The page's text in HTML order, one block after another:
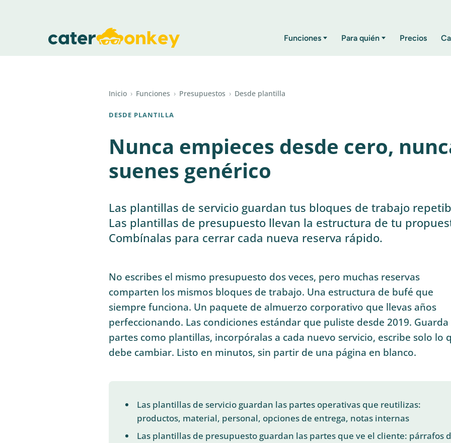
Funciones Para quién Precios
Inicio › Funciones › Presupuestos › Desde plantilla
DESDE PLANTILLA
Nunca empieces desde cero,
suenes genérico
Las plantillas de servicio guardan tus bloques de trabajo
Las plantillas de presupuesto llevan la estructura de tu
Combínalas para cerrar cada nueva reserva rápido.
No escribes el mismo presupuesto dos veces, pero muchas reservas
comparten los mismos bloques de trabajo. Una estructura de bufé que
siempre funciona. Un paquete de almuerzo corporativo que llevas años
perfeccionando. Las condiciones estándar que puliste desde 2019. Guarda
partes como plantillas, incorpóralas a cada nuevo servicio, escribe solo lo
debe cambiar. Listo en minutos, sin partir de una página en blanco.
Las plantillas de servicio guardan las partes operativas que reutilizas:
productos, material, personal, opciones de entrega, notas internas
Las plantillas de presupuesto guardan las partes que ve el cliente: párrafos